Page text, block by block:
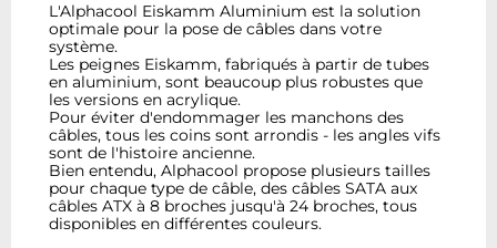
L'Alphacool Eiskamm Aluminium est la solution
optimale pour la pose de câbles dans votre
système.
Les peignes Eiskamm, fabriqués à partir de tubes
en aluminium, sont beaucoup plus robustes que
les versions en acrylique.
Pour éviter d'endommager les manchons des
câbles, tous les coins sont arrondis - les angles vifs
sont de l'histoire ancienne.
Bien entendu, Alphacool propose plusieurs tailles
pour chaque type de câble, des câbles SATA aux
câbles ATX à 8 broches jusqu'à 24 broches, tous
disponibles en différentes couleurs.